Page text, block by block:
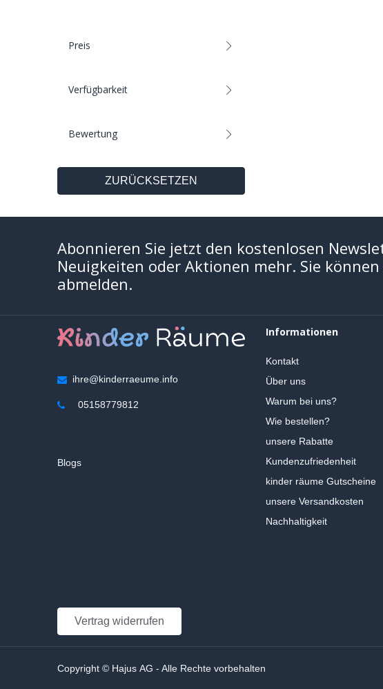
Preis
Verfügbarkeit
Bewertung
ZURÜCKSETZEN
Abonnieren Sie jetzt den kostenlosen
Neuigkeiten oder Aktionen mehr. Sie
abmelden.
ihre@kinderraeume.info
05158779812
Blogs
Informationen
Kontakt
Über uns
Warum bei uns?
Wie bestellen?
unsere Rabatte
Kundenzufriedenheit
kinder räume Gutscheine
unsere Versandkosten
Nachhaltigkeit
Vertrag widerrufen
Copyright © Hajus AG - Alle Rechte vorbehalten